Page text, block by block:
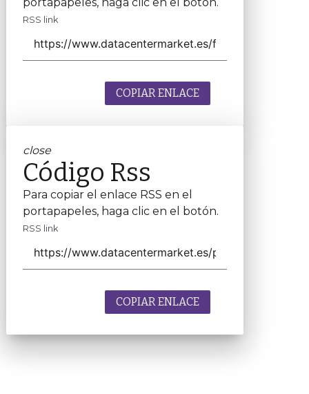
RSS link
COPIAR ENLACE
close
Código Rss
Para copiar el enlace RSS en el
portapapeles, haga clic en el botón.
RSS link
COPIAR ENLACE